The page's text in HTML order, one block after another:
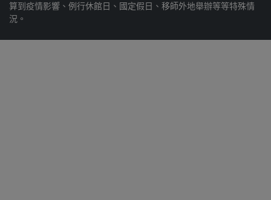
算到疫情影響、例行休館日、國定假日、移師外地舉辦等等特殊情
況。